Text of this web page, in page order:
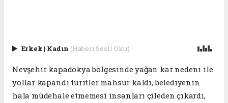
Erkek| Kadın (Haberi Sesli Oku)
Nevşehir kapadokya bölgesinde yağan kar nedeni ile
yollar kapandı turitler mahsur kaldı, belediyenin
hala müdehale etmemesi insanları çileden çıkardı,